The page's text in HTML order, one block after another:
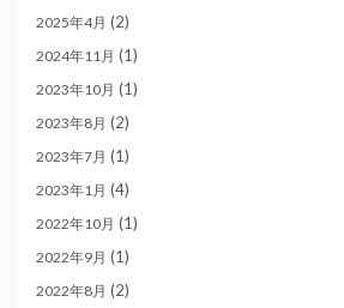
2025年4月 (2)
2024年11月 (1)
2023年10月 (1)
2023年8月 (2)
2023年7月 (1)
2023年1月 (4)
2022年10月 (1)
2022年9月 (1)
2022年8月 (2)